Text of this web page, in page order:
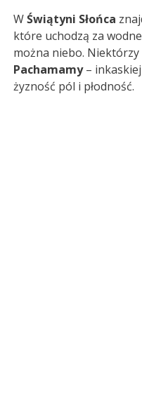
WŚwiątyni Słońca
które uchodzą za
można niebo. Niektórzy
Pachamamy–
żyzność pól i płodność.